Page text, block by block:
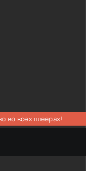
во всех плеерах!